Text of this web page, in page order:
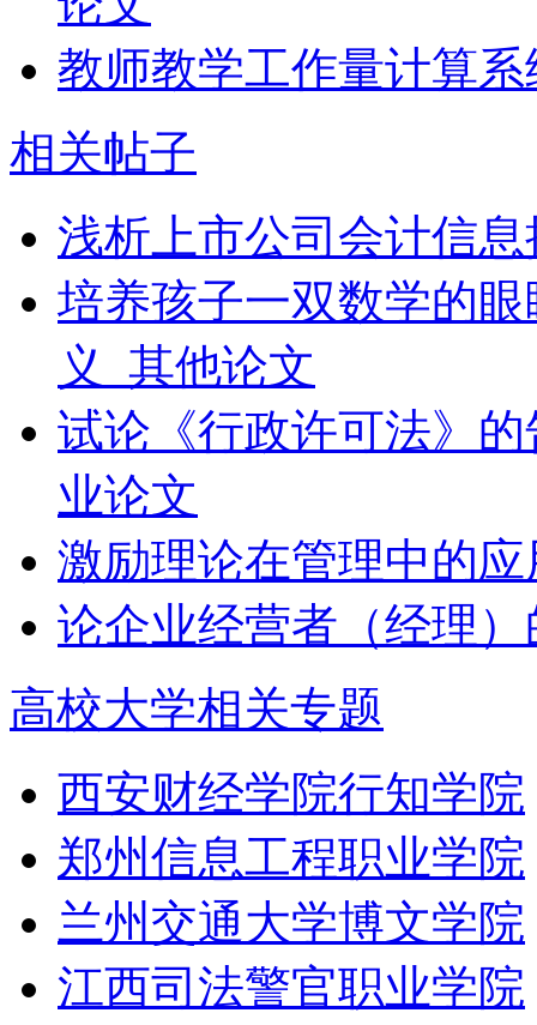
教师教学工作量计算
相关帖子
浅析上市公司会计信
培养孩子一双数学的
义_其他论文
试论《行政许可法》
业论文
激励理论在管理中的
论企业经营者（经理
高校大学相关专题
西安财经学院行知学院
郑州信息工程职业学院
兰州交通大学博文学院
江西司法警官职业学院